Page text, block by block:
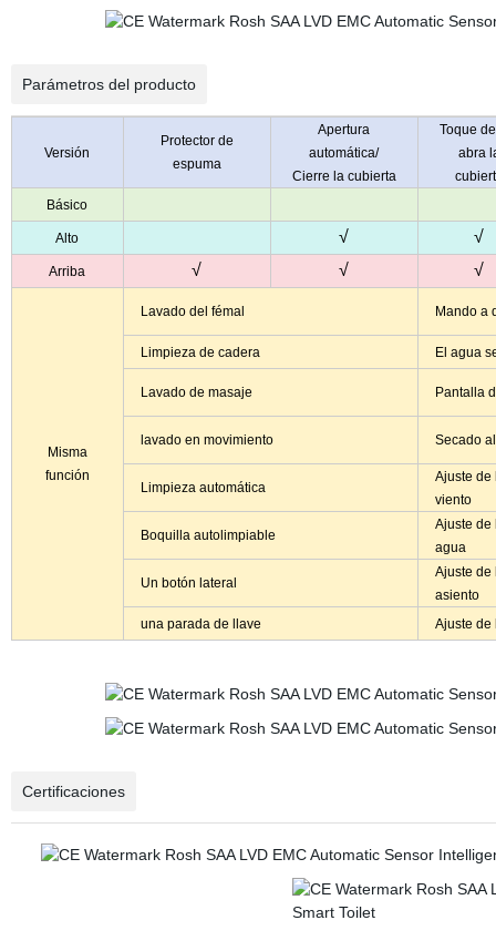
Parámetros del producto
Versión
Protector de
espuma
Apertura
automática/
Cierre la cubierta
Toque
abra
Básico
Alto √ √
Arriba √ √ √
Misma
función
Lavado del fémal Mando a
Limpieza de cadera El agua
Lavado de masaje Pantalla
lavado en movimiento Secado
Limpieza automática
Ajuste de
viento
Boquilla autolimpiable
Ajuste de
agua
Un botón lateral
Ajuste de
asiento
una parada de llave
Ajuste de
Certificaciones